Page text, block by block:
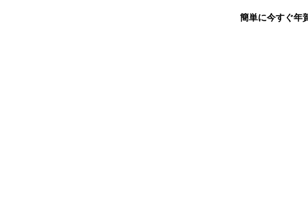
簡単に今すぐ年